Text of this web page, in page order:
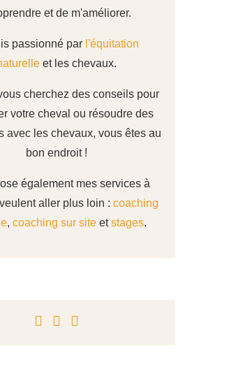
et de m'améliorer.
passionné par l'équitation
et les chevaux.
cherchez des conseils pour
votre cheval ou résoudre des
avec les chevaux, vous êtes au
bon endroit !
également mes services à
aller plus loin : coaching
, coaching sur siteetstages.